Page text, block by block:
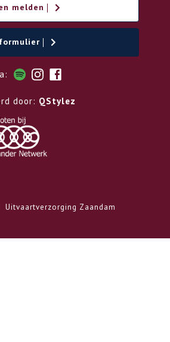
melden
door: QStylez
Uitvaartverzorging Zaandam